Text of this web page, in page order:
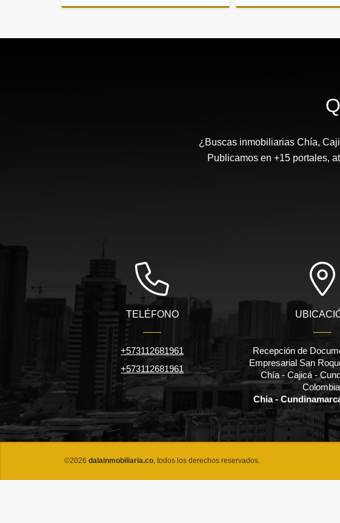
$11.000.000
¿Buscas inmobiliarias Chía,
Publicamos en +15 portales,
TELÉFONO
+573112681961
+573112681961
Recepción de
Empresarial San
Chía - Cajicá -
Chia -
©2026 dalainmobiliaria.co, todos los derechos reservados.